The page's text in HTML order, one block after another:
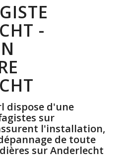
-
dispose d'une
sur
l'installation,
de toute
sur Anderlecht